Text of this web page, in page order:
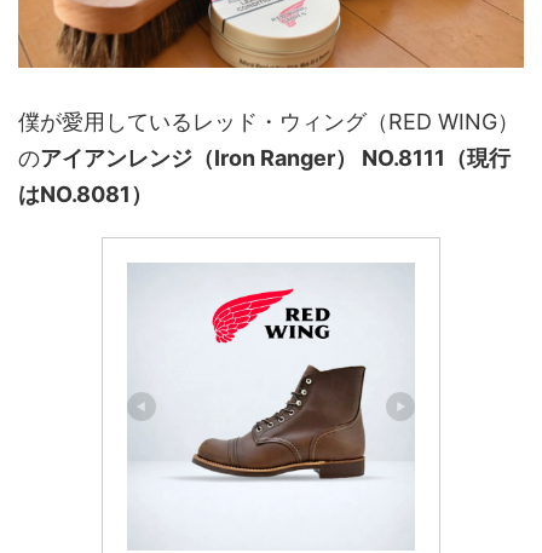
僕が愛用しているレッド・ウィング（RED WING）
のアイアンレンジ（Iron Ranger） NO.8111（現行
はNO.8081）